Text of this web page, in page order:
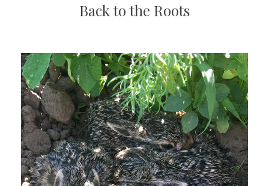
Back to the Roots